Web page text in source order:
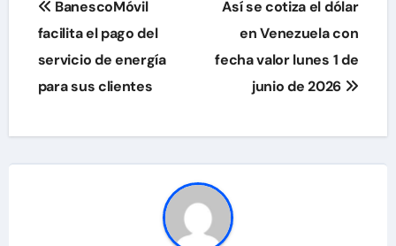
de
entradas
BanescoMóvil
facilita el pago del
servicio de energía
para sus clientes
Así se cotiza el dólar
en Venezuela con
fecha valor lunes 1 de
junio de 2026